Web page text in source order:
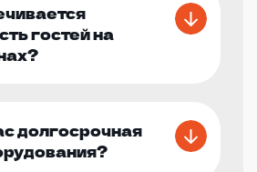
гостей на
долгосрочная